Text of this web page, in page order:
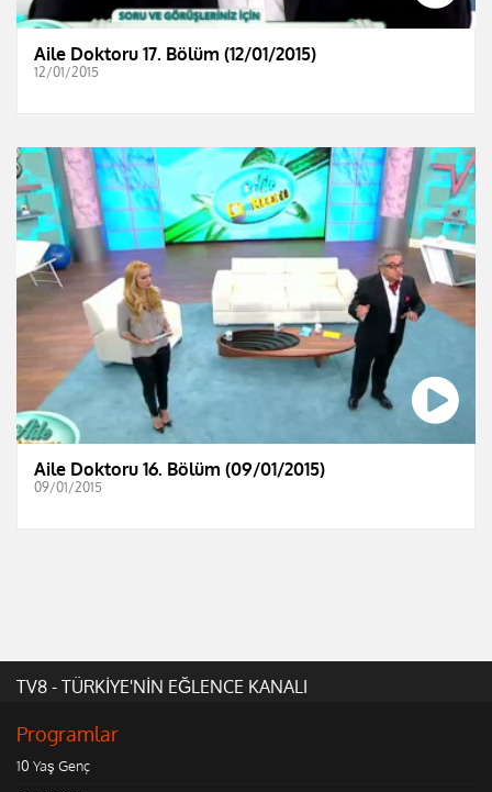
Aile Doktoru 17. Bölüm (12/01/2015)
12/01/2015
Aile Doktoru 16. Bölüm (09/01/2015)
09/01/2015
TV8 - TÜRKİYE'NİN EĞLENCE KANALI
Programlar
10 Yaş Genç